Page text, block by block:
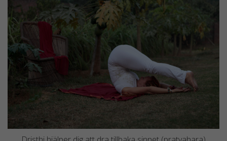
för att
hemsidan
över huvud
taget ska
fungera.
Statistik
För att vi ska
kunna
förbättra
hemsidans